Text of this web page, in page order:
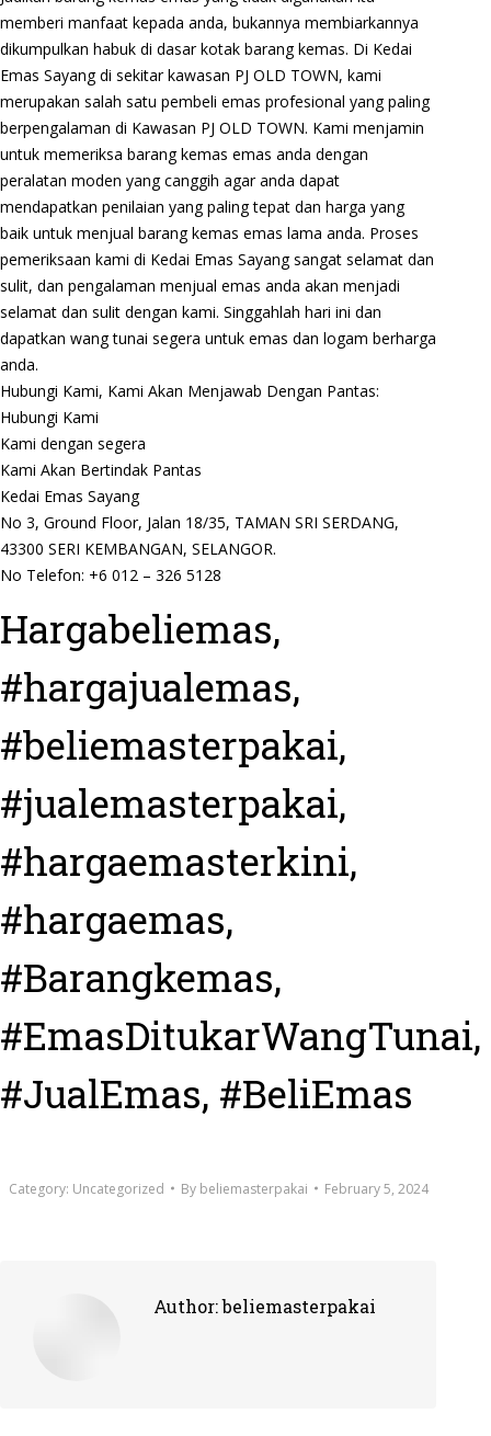
memberi manfaat kepada anda, bukannya membiarkannya
dikumpulkan habuk di dasar kotak barang kemas. Di Kedai
Emas Sayang di sekitar kawasan PJ OLD TOWN, kami
merupakan salah satu pembeli emas profesional yang paling
berpengalaman di Kawasan PJ OLD TOWN. Kami menjamin
untuk memeriksa barang kemas emas anda dengan
peralatan moden yang canggih agar anda dapat
mendapatkan penilaian yang paling tepat dan harga yang
baik untuk menjual barang kemas emas lama anda. Proses
pemeriksaan kami di Kedai Emas Sayang sangat selamat dan
sulit, dan pengalaman menjual emas anda akan menjadi
selamat dan sulit dengan kami. Singgahlah hari ini dan
dapatkan wang tunai segera untuk emas dan logam berharga
anda.
Hubungi Kami, Kami Akan Menjawab Dengan Pantas:
Hubungi Kami
Kami dengan segera
Kami Akan Bertindak Pantas
Kedai Emas Sayang
No 3, Ground Floor, Jalan 18/35, TAMAN SRI SERDANG,
43300 SERI KEMBANGAN, SELANGOR.
No Telefon: +6 012 – 326 5128
Hargabeliemas,
#hargajualemas,
#beliemasterpakai,
#jualemasterpakai,
#hargaemasterkini,
#hargaemas,
#Barangkemas,
#EmasDitukarWangTunai,
#JualEmas, #BeliEmas
Category: Uncategorized By beliemasterpakai February 5, 2024
Author:beliemasterpakai